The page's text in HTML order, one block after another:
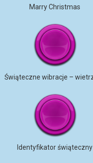
Marry Christmas
Identyfikator świąteczny